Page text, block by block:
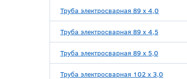
Труба электросварная 89 х 4,0
Труба электросварная 89 х 4,5
Труба электросварная 89 х 5,0
Труба электросварная 102 х 3,0